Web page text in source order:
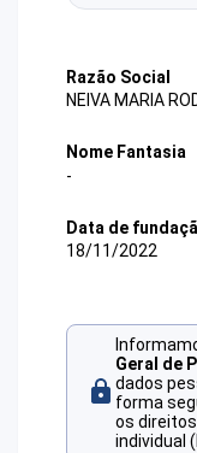
Razão Social
NEIVA MARIA
Nome Fantasia
-
Data de
18/11/2022
Geral de
dados
forma
os
individual